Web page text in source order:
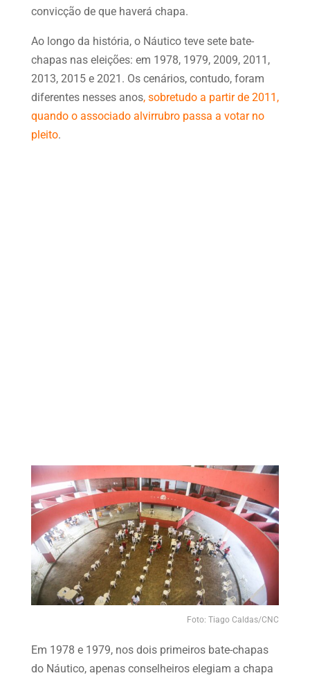
convicção de que haverá chapa.
Ao longo da história, o Náutico teve sete bate-
chapas nas eleições: em 1978, 1979, 2009, 2011,
2013, 2015 e 2021. Os cenários, contudo, foram
diferentes nesses anos, sobretudo a partir de 2011,
quando o associado alvirrubro passa a votar no
pleito.
Foto: Tiago Caldas/CNC
Em 1978 e 1979, nos dois primeiros bate-chapas
do Náutico, apenas conselheiros elegiam a chapa